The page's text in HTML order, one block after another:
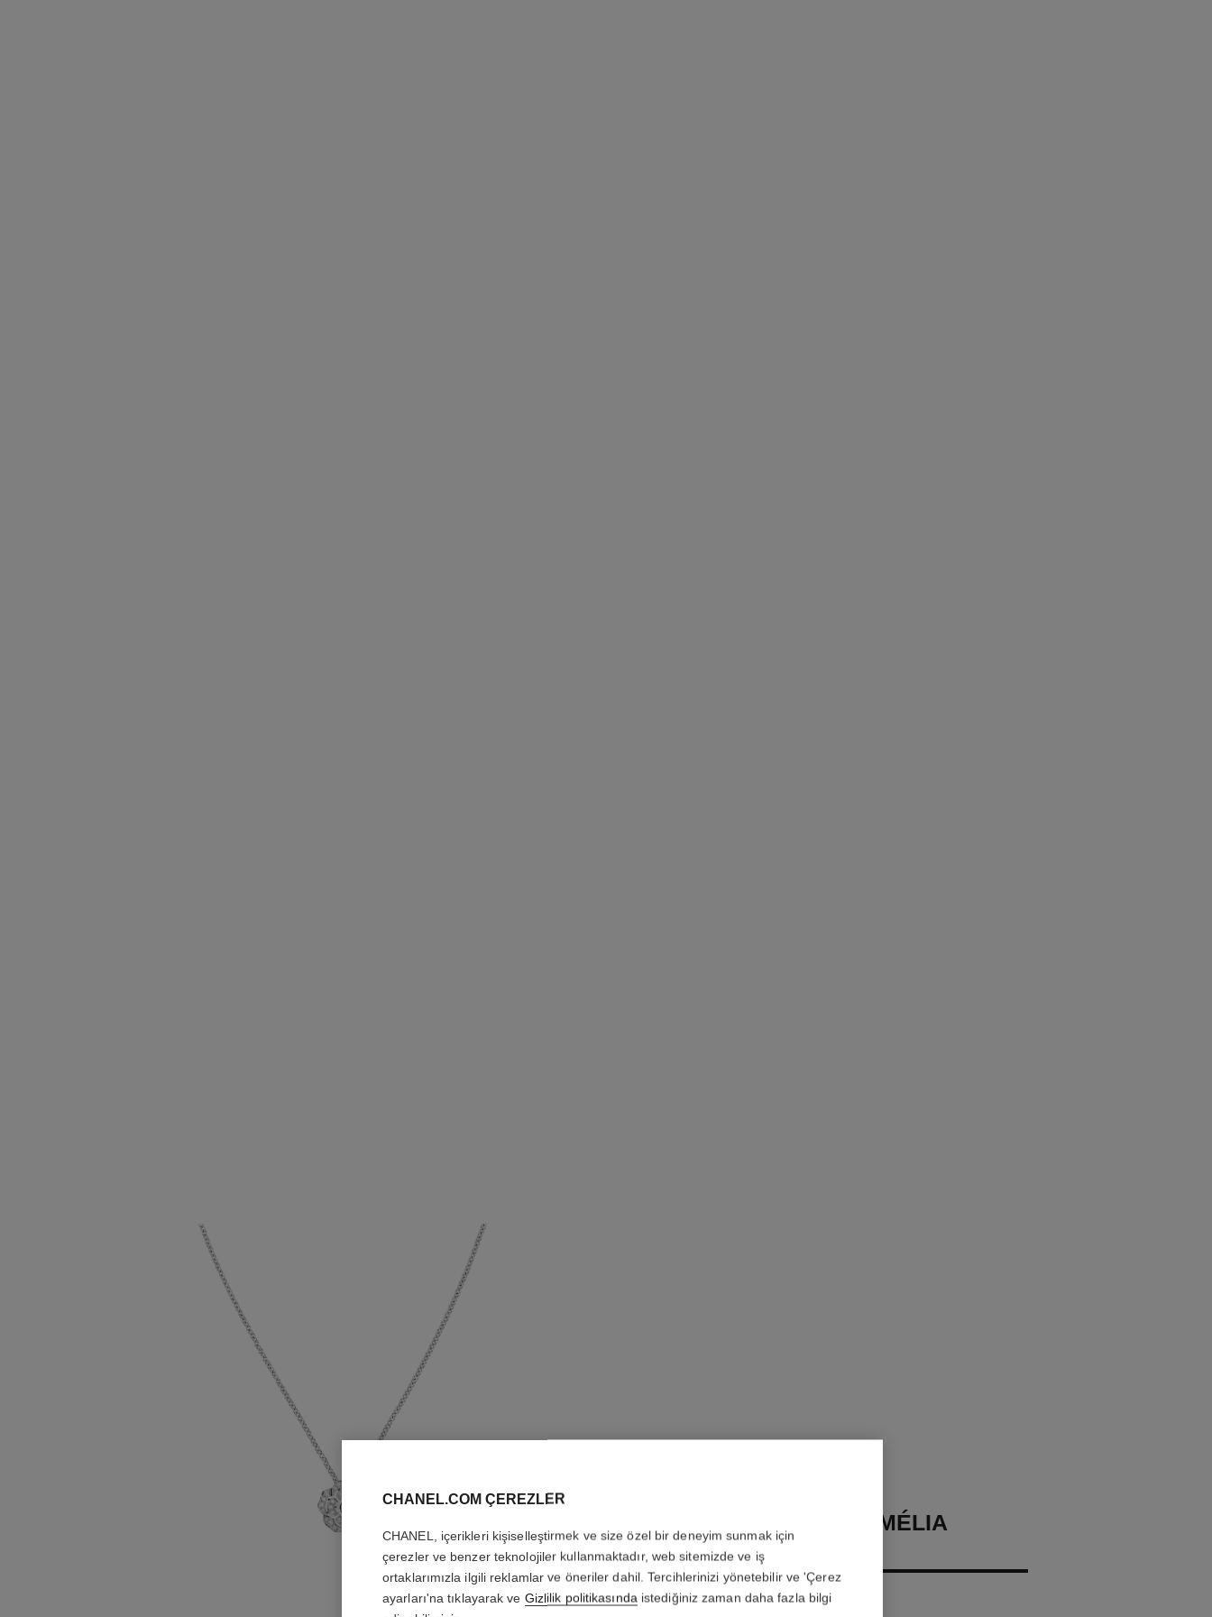
BOUTON DE CAMÉLIA
KOLYE
18K beyaz altın, pırlantalar
CHANEL.COM ÇEREZLER
CHANEL, içerikleri kişiselleştirmek ve size özel bir deneyim sunmak için
çerezler ve benzer teknolojiler kullanmaktadır, web sitemizde ve iş
ortaklarımızla ilgili reklamlar ve öneriler dahil. Tercihlerinizi yönetebilir ve 'Çerez
ayarları'na tıklayarak ve Gizlilik politikasındaistediğiniz zaman daha fazla bilgi